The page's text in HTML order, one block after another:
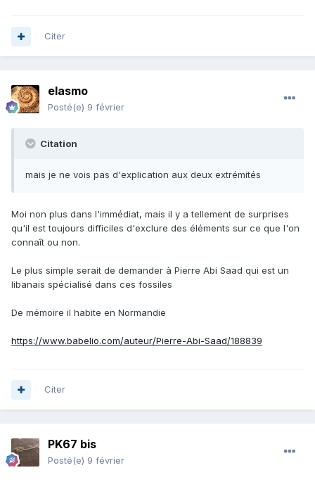
Citer
elasmo
Posté(e) 9 février
Citation
mais je ne vois pas d'explication aux deux extrémités
Moi non plus dans l'immédiat, mais il y a tellement de surprises
qu'il est toujours difficiles d'exclure des éléments sur ce que l'on
connaît ou non.
Le plus simple serait de demander à Pierre Abi Saad qui est un
libanais spécialisé dans ces fossiles
De mémoire il habite en Normandie
https://www.babelio.com/auteur/Pierre-Abi-Saad/188839
Citer
PK67 bis
Posté(e) 9 février